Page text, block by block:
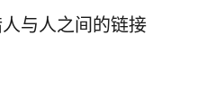
与人之间的链接